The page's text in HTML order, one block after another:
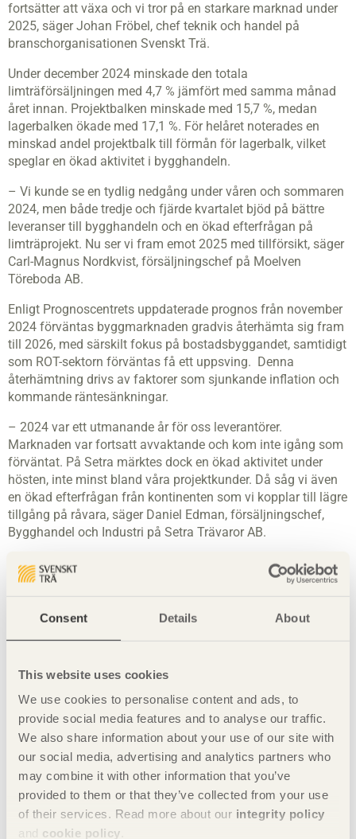
Consent Details About
This website uses cookies
We use cookies to personalise content and ads, to
provide social media features and to analyse our traffic.
We also share information about your use of our site with
our social media, advertising and analytics partners who
may combine it with other information that you’ve
provided to them or that they’ve collected from your use
of their services. Read more about our integrity policy
and cookie policy
fortsätter att växa och vi tror på en starkare marknad under
2025, säger Johan Fröbel, chef teknik och handel på
branschorganisationen Svenskt Trä.
Under december 2024 minskade den totala
limträförsäljningen med 4,7 % jämfört med samma månad
året innan. Projektbalken minskade med 15,7 %, medan
lagerbalken ökade med 17,1 %. För helåret noterades en
minskad andel projektbalk till förmån för lagerbalk, vilket
speglar en ökad aktivitet i bygghandeln.
– Vi kunde se en tydlig nedgång under våren och sommaren
2024, men både tredje och fjärde kvartalet bjöd på bättre
leveranser till bygghandeln och en ökad efterfrågan på
limträprojekt. Nu ser vi fram emot 2025 med tillförsikt, säger
Carl-Magnus Nordkvist, försäljningschef på Moelven
Töreboda AB.
Enligt Prognoscentrets uppdaterade prognos från november
2024 förväntas byggmarknaden gradvis återhämta sig fram
till 2026, med särskilt fokus på bostadsbyggandet, samtidigt
som ROT-sektorn förväntas få ett uppsving. Denna
återhämtning drivs av faktorer som sjunkande inflation och
kommande räntesänkningar.
– 2024 var ett utmanande år för oss leverantörer.
Marknaden var fortsatt avvaktande och kom inte igång som
förväntat. På Setra märktes dock en ökad aktivitet under
hösten, inte minst bland våra projektkunder. Då såg vi även
en ökad efterfrågan från kontinenten som vi kopplar till lägre
tillgång på råvara, säger Daniel Edman, försäljningschef,
Bygghandel och Industri på Setra Trävaror AB.
Mikael Lindberg, försäljningschef på Martinsons
Byggsystem AB, och Peter Andersson,
på att den begränsade råvarutillgången i Centraleuropa har
optimism i branschen.
Trots nedgången under 2024 anser Johan Fröbel att
limträförsäljningen är fortsatt robust och att marknaden har
stor potential att växa.
– Hållbarhet och klimatanpassning är starka drivkrafter som
gynnar limträ. Det gör att vi tror på ett fortsatt ökat intresse
för träbyggande och de möjligheter det medför.